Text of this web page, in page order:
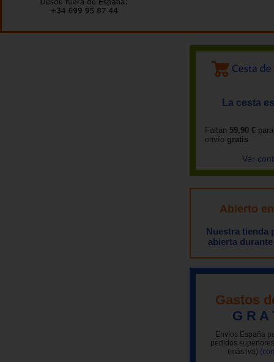
La cesta
Faltan 59,90 €
envío gratis
Ver
Abierto
Nuestra tienda
abierta
Gastos
G R A
Envíos España
pedidos
(más iva)